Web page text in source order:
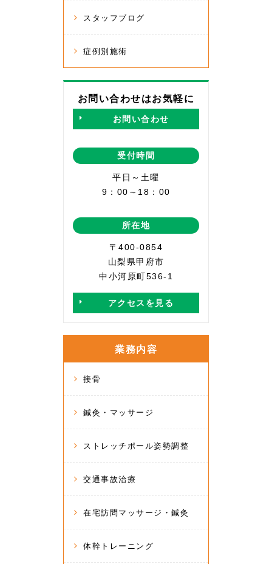
スタッフブログ
症例別施術
お問い合わせはお気軽に
お問い合わせ
受付時間
平日～土曜
9：00～18：00
所在地
〒400-0854
山梨県甲府市
中小河原町536-1
アクセスを見る
業務内容
接骨
鍼灸・マッサージ
ストレッチポール姿勢調整
交通事故治療
在宅訪問マッサージ・鍼灸
体幹トレーニング